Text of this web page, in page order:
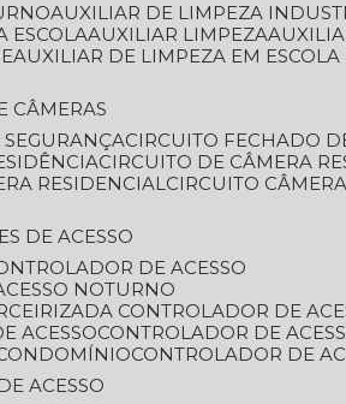
AUXILIAR DE LIMPEZA
ESCOLA AUXILIAR LIMPEZA
AUXILIAR DE LIMPEZA EM
CÂMERAS
SEGURANÇA
CIRCUITO FECHADO
CIRCUITO DE CÂMERA
RESIDENCIAL
CIRCUITO
DE ACESSO
DE ACESSO
NOTURNO
CONTROLADOR DE
ACESSO
CONTROLADOR DE
CONTROLADOR DE
ACESSO